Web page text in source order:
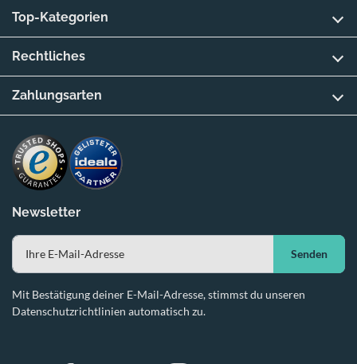
Newsletter
Senden
Mit Bestätigung deiner E-Mail-Adresse, stimmst du unseren
Datenschutzrichtlinien automatisch zu.
Top-Kategorien
Rechtliches
Zahlungsarten